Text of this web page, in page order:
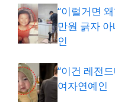
“이럴거면
만원 긁자
인
“이건 레전
여자연예인